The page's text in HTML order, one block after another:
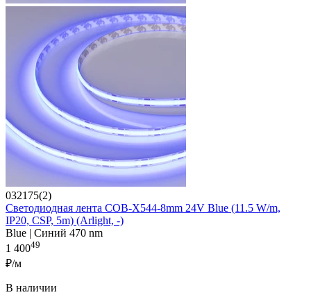
032175(2)
Светодиодная лента COB-X544-8mm 24V Blue (11.5 W/m,
IP20, CSP, 5m) (Arlight, -)
Blue | Синий 470 nm
1 40049
₽/м
В наличии